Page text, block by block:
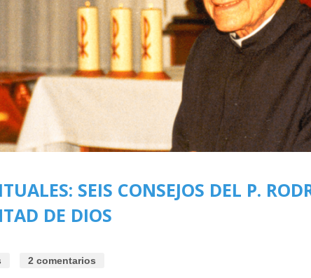
SEIS CONSEJOS DEL P.
DE DIOS
2 comentarios